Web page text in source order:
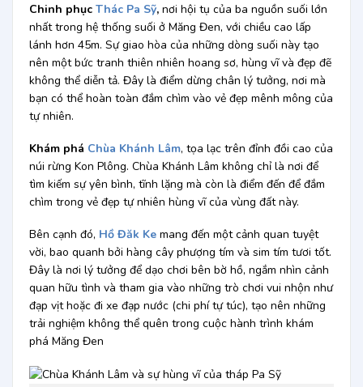
Chinh phục Thác Pa Sỹ,nơi hội tụ của ba nguồn suối lớn
nhất trong hệ thống suối ở Măng Đen, với chiều cao lấp
lánh hơn 45m. Sự giao hòa của những dòng suối này tạo
nên một bức tranh thiên nhiên hoang sơ, hùng vĩ và đẹp đẽ
không thể diễn tả. Đây là điểm dừng chân lý tưởng, nơi mà
bạn có thể hoàn toàn đắm chìm vào vẻ đẹp mênh mông của
tự nhiên.
Khám phá Chùa Khánh Lâm, tọa lạc trên đỉnh đồi cao của
núi rừng Kon Plông. Chùa Khánh Lâm không chỉ là nơi để
tìm kiếm sự yên bình, tĩnh lặng mà còn là điểm đến để đắm
chìm trong vẻ đẹp tự nhiên hùng vĩ của vùng đất này.
Bên cạnh đó, Hồ Đăk Kemang đến một cảnh quan tuyệt
vời, bao quanh bởi hàng cây phượng tím và sim tím tươi tốt.
Đây là nơi lý tưởng để dạo chơi bên bờ hồ, ngắm nhìn cảnh
quan hữu tình và tham gia vào những trò chơi vui nhộn như
đạp vịt hoặc đi xe đạp nước (chi phí tự túc), tạo nên những
trải nghiệm không thể quên trong cuộc hành trình khám
phá Măng Đen